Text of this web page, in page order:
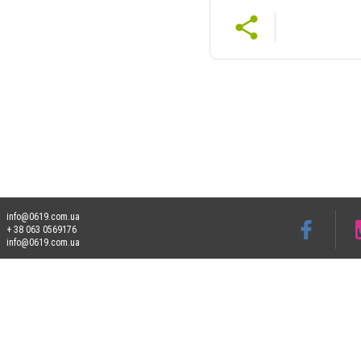
info@0619.com.ua
+ 38 063 0569176
info@0619.com.ua